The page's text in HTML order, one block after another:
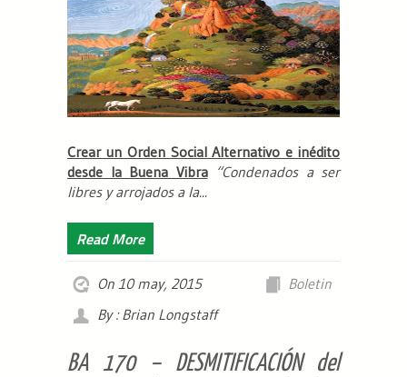
Crear un Orden Social Alternativo e inédito
desde la Buena Vibra “Condenados a ser
libres y arrojados a la...
Read More
On 10 may, 2015
Boletin
By : Brian Longstaff
BA 170 – DESMITIFICACIÓN del